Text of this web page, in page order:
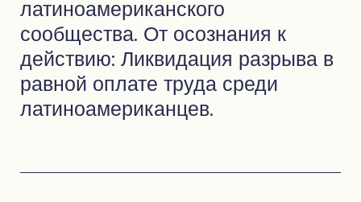
латиноамериканского
сообщества. От осознания к
действию: Ликвидация разрыва в
равной оплате труда среди
латиноамериканцев.